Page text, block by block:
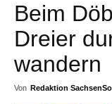
Beim
Dreier
wandern
Von Redaktion